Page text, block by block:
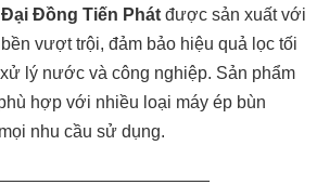
pháp loại bỏ rác hiệu quả trong hệ thống
– Báo giá chi tiết theo từng dòng máy và
Đồng Tiến Phát được sản xuất với
vượt trội, đảm bảo hiệu quả lọc tối
lý nước và công nghiệp. Sản phẩm
hợp với nhiều loại máy ép bùn
nhu cầu sử dụng.